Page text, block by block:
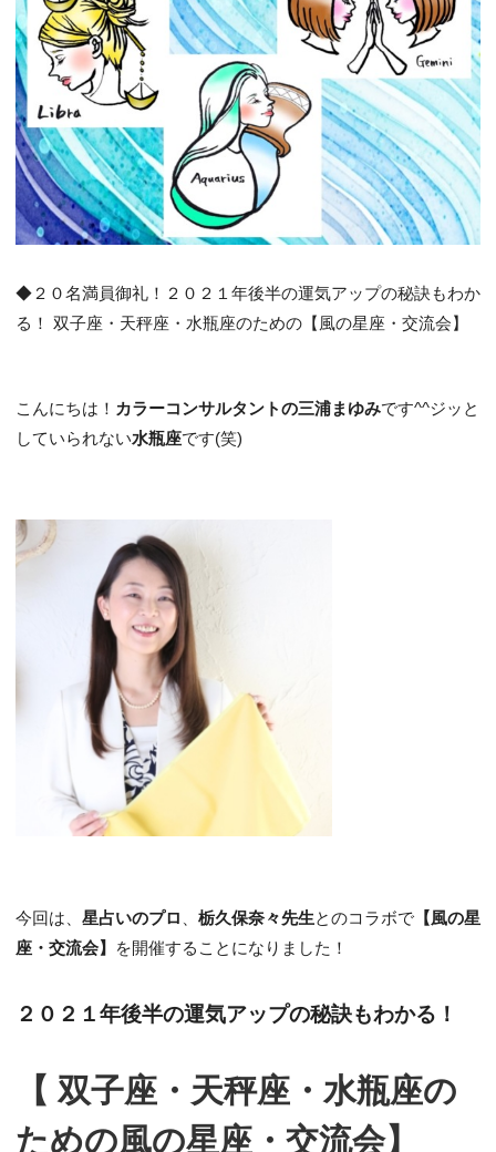
◆２０名満員御礼！２０２１年後半の運気アップの秘訣もわか
る！ 双子座・天秤座・水瓶座のための【風の星座・交流会】
こんにちは！ カラーコンサルタントの三浦まゆみです^^ジッと
していられない水瓶座です(笑)
今回は、 星占いのプロ 栃久保奈々先生とのコラボで【風の星
座・交流会】
を開催することになりました！
２０２１年後半の運気アップの秘訣もわかる！
【 双子座・天秤座・水瓶座の
ための風の星座・交流会】